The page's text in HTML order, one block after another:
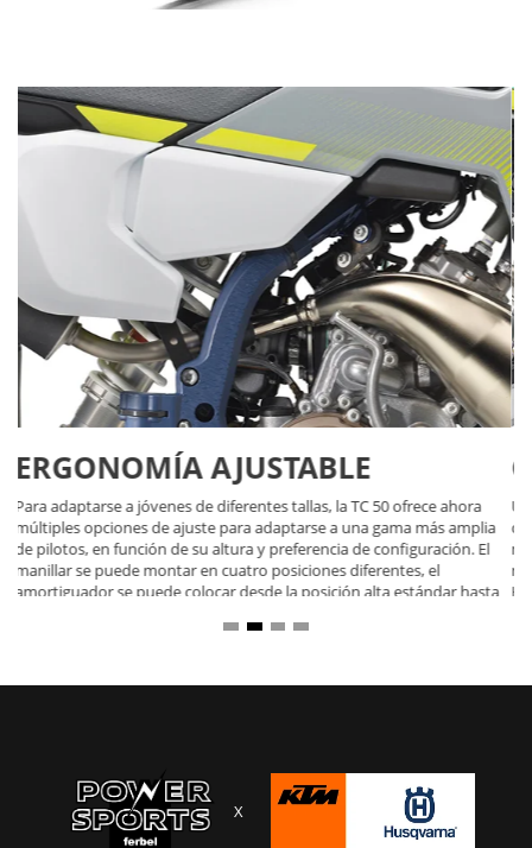
CHASIS
Un chasis totalmente nuevo, soldado por robot con el mismo acero al
cromo-molibdeno de probada eficacia que la generación anterior,
mejora la experiencia de pilotaje gracias a una geometría y una flexión
revisadas. A imagen y semejanza de las máquinas de motocross
Husqvarna Motorcycles de tamaño adulto, el amortiguador ya no está
al mismo y redunda en una mayor estabilidad. Los protectores del
X